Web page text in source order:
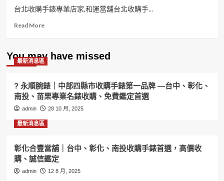
台北收購手錶專業店家,和運當舖台北收購手...
Read MoreRead
台
北
購
手
錶
專
業
店
和
運
當
舖
You may have missed
最新消息區
? 永順腕錶｜中部四縣市收購手錶第一品牌 —台中、彰化、
南投、苗栗專業名錶收購、免費鑑定首選
admin 28 10 月, 2025
最新消息區
彰化合豐當舖｜台中、彰化、南投收購手錶首選，高價收
購、誠信鑑定
admin 12 8 月, 2025